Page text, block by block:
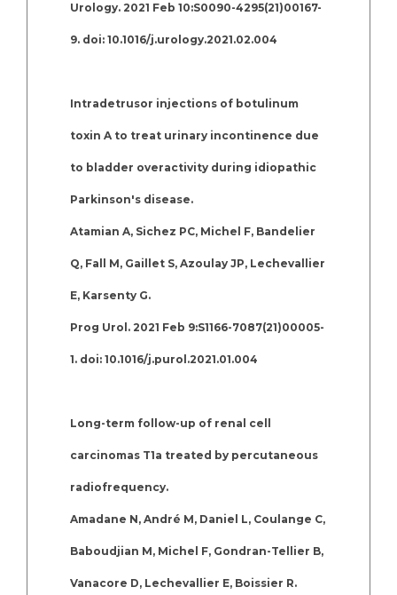
Urology. 2021 Feb 10:S0090-4295(21)00167-
9. doi: 10.1016/j.urology.2021.02.004
Intradetrusor injections of botulinum
toxin A to treat urinary incontinence due
to bladder overactivity during idiopathic
Parkinson's disease.
Atamian A, Sichez PC, Michel F, Bandelier
Q, Fall M, Gaillet S, Azoulay JP, Lechevallier
E, Karsenty G.
Prog Urol. 2021 Feb 9:S1166-7087(21)00005-
1. doi: 10.1016/j.purol.2021.01.004
Long-term follow-up of renal cell
carcinomas T1a treated by percutaneous
radiofrequency.
Amadane N, André M, Daniel L, Coulange C,
Baboudjian M, Michel F, Gondran-Tellier B,
Vanacore D, Lechevallier E, Boissier R.